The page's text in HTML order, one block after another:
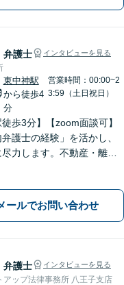
弁護士 インタビューを見る
東中神駅
から徒歩4
分
営業時間：00:00~2
3:59（土日祝日）
徒歩3分】【zoom面談可】
弁護士の経験」を活かし、
力します。不動産・離婚
摯に向き合います。【韓国
ールでお問い合わせ
弁護士 インタビューを見る
アップ法律事務所 八王子支店